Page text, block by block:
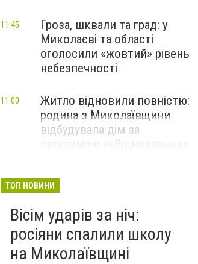
Гроза, шквали та град: у
Миколаєві та області
оголосили «жовтий» рівень
небезпечності
11:45
Житло відновили повністю:
родина з Миколаївщини
відбудувала дім за
програмою «єВідновлення»,
11:00
ТОП НОВИНИ
Вісім ударів за ніч:
росіяни спалили школу
на Миколаївщині